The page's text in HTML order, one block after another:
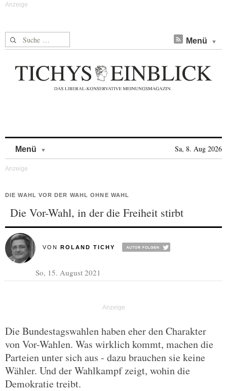
Suche nach: Menü
Menü Sa, 8. Aug 2026
DIE WAHL VOR DER WAHL OHNE WAHL
Die Vor-Wahl, in der die Freiheit stirbt
VON ROLAND TICHY
So, 15. August 2021
Die Bundestagswahlen haben eher den Charakter
von Vor-Wahlen. Was wirklich kommt, machen die
Parteien unter sich aus - dazu brauchen sie keine
Wähler. Und der Wahlkampf zeigt, wohin die
Demokratie treibt.